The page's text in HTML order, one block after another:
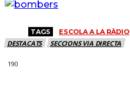
TAGS ESCOLA A LA RÀDIO
DESTACATS SECCIONS VIA DIRECTA
190